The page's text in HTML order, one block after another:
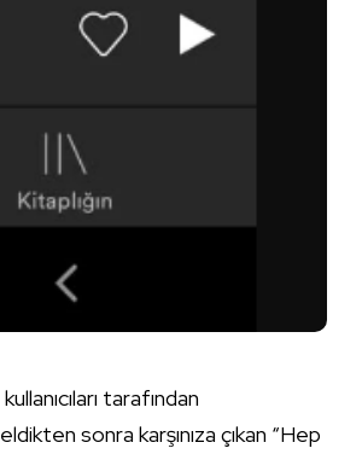
tarafından
sonra karşınıza çıkan “Hep